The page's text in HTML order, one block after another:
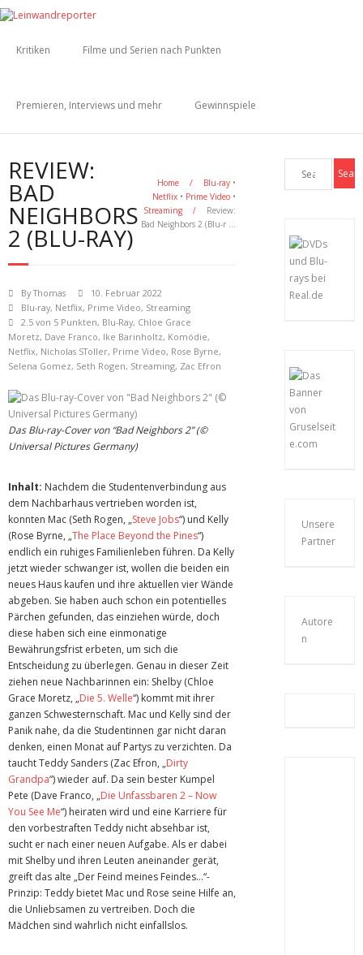
Kritiken Filme und Serien nach Punkten
Premieren, Interviews und mehr Gewinnspiele
REVIEW:
BAD
NEIGHBORS
2 (BLU-RAY)
Home / Blu-ray •
Netflix • Prime Video •
Streaming
/
Review:
Bad Neighbors 2 (Blu-r …
ByThomas
10. Februar 2022
Blu-ray, Netflix, Prime Video, Streaming
2.5 von 5 Punkten, Blu-Ray, Chloe Grace
Moretz, Dave Franco, Ike Barinholtz, Komödie,
Netflix, Nicholas SToller, Prime Video, Rose Byrne,
Selena Gomez, Seth Rogen, Streaming, Zac Efron
Das Blu-ray-Cover von “Bad Neighbors 2” (©
Universal Pictures Germany)
Inhalt: Nachdem die Studentenverbindung aus
dem Nachbarhaus vertrieben worden ist,
konnten Mac (Seth Rogen, „Steve Jobs“) und Kelly
(Rose Byrne, „The Place Beyond the Pines“)
endlich ein ruhiges Familienleben führen. Da Kelly
jetzt wieder schwanger ist, wollen die beiden ein
neues Haus kaufen und ihre aktuellen vier Wände
abgeben. Sie haben auch schon ein potentielles
Pärchen gefunden, das einziehen würde, doch
diese haben sich eine einmonatige
Bewährungsfrist erbeten, um sich die
Entscheidung zu überlegen. Genau in dieser Zeit
ziehen neue Nachbarinnen ein: Shelby (Chloe
Grace Moretz, „Die 5. Welle“) kommt mit ihrer
ganzen Schwesternschaft. Mac und Kelly sind der
Panik nahe, da die Studentinnen gar nicht daran
denken, einen Monat auf Partys zu verzichten. Da
taucht Teddy Sanders (Zac Efron, „Dirty
Grandpa“) wieder auf. Da sein bester Kumpel
Pete (Dave Franco, „Die Unfassbaren 2 – Now
You See Me“) heiraten wird und eine Karriere für
den vorbestraften Teddy nicht absehbar ist,
sucht er nach einer neuen Aufgabe. Als er dabei
mit Shelby und ihren Leuten aneinander gerät,
greift das alte „Der Feind meines Feindes…“-
Prinzip: Teddy bietet Mac und Rose seine Hilfe an,
die Unliebsamen zu vertreiben. Doch die
Mädchen sind wahrlich nicht einfallslos.
Unsere
Partner
Autore
n